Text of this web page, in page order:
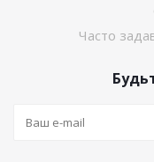
Часто